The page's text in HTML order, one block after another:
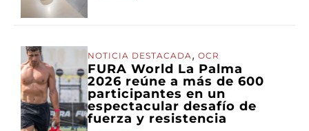
NOTICIA DESTACADA , OCR
FURA World La Palma
2026 reúne a más de 600
participantes en un
espectacular desafío de
fuerza y resistencia